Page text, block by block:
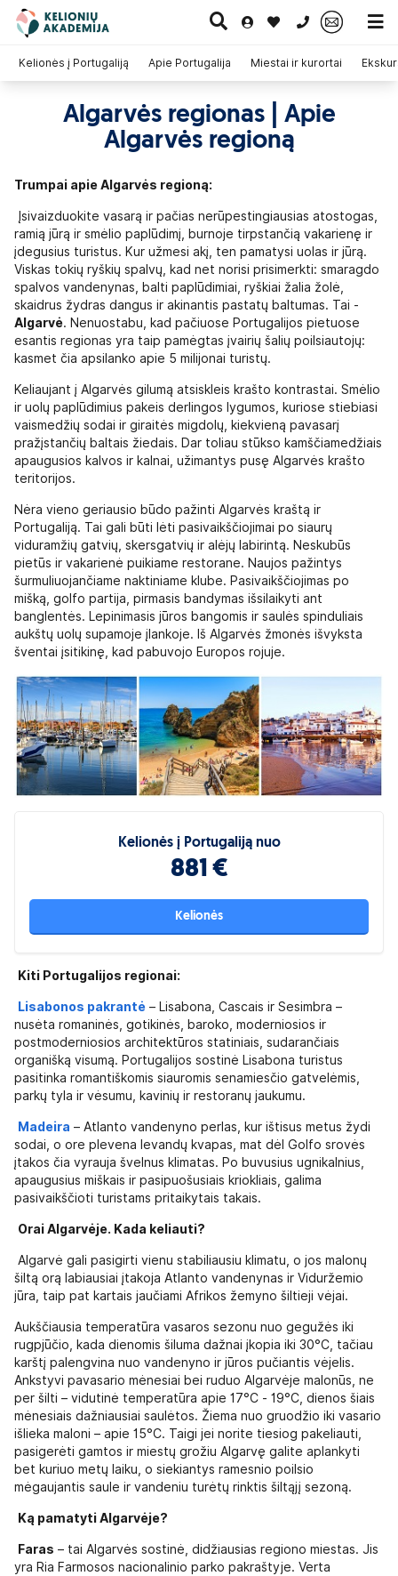
0 700 11007
Pažintinės
kelionės
Egzotinės
kelionės
Kelionės į Portugaliją Apie Portugalija Miestai ir kurortai
Algarvės regionas | Apie
Algarvės regioną
Trumpai apie Algarvės regioną:
Įsivaizduokite vasarą ir pačias nerūpestingiausias atostogas,
ramią jūrą ir smėlio paplūdimį, burnoje tirpstančią vakarienę ir
įdegusius turistus. Kur užmesi akį, ten pamatysi uolas ir jūrą.
Viskas tokių ryškių spalvų, kad net norisi prisimerkti: smaragdo
spalvos vandenynas, balti paplūdimiai, ryškiai žalia žolė,
skaidrus žydras dangus ir akinantis pastatų baltumas. Tai -
Algarvė. Nenuostabu, kad pačiuose Portugalijos pietuose
esantis regionas yra taip pamėgtas įvairių šalių poilsiautojų:
kasmet čia apsilanko apie 5 milijonai turistų.
Keliaujant į Algarvės gilumą atsiskleis krašto kontrastai. Smėlio
ir uolų paplūdimius pakeis derlingos lygumos, kuriose stiebiasi
vaismedžių sodai ir giraitės migdolų, kiekvieną pavasarį
pražįstančių baltais žiedais. Dar toliau stūkso kamščiamedžiais
apaugusios kalvos ir kalnai, užimantys pusę Algarvės krašto
teritorijos.
Nėra vieno geriausio būdo pažinti Algarvės kraštą ir
Portugaliją. Tai gali būti lėti pasivaikščiojimai po siaurų
viduramžių gatvių, skersgatvių ir alėjų labirintą. Neskubūs
pietūs ir vakarienė puikiame restorane. Naujos pažintys
šurmuliuojančiame naktiniame klube. Pasivaikščiojimas po
mišką, golfo partija, pirmasis bandymas išsilaikyti ant
banglentės. Lepinimasis jūros bangomis ir saulės spinduliais
aukštų uolų supamoje įlankoje. Iš Algarvės žmonės išvyksta
šventai įsitikinę, kad pabuvojo Europos rojuje.
Kelionės į Portugaliją nuo
881 €
Kelionės
Kiti Portugalijos regionai:
Lisabonos pakrantė – Lisabona, Cascais ir Sesimbra –
nusėta romaninės, gotikinės, baroko, moderniosios ir
postmoderniosios architektūros statiniais, sudarančiais
organišką visumą. Portugalijos sostinė Lisabona turistus
pasitinka romantiškomis siauromis senamiesčio gatvelėmis,
parkų tyla ir vėsumu, kavinių ir restoranų jaukumu.
Madeira – Atlanto vandenyno perlas, kur ištisus metus žydi
sodai, o ore plevena levandų kvapas, mat dėl Golfo srovės
įtakos čia vyrauja švelnus klimatas. Po buvusius ugnikalnius,
apaugusius miškais ir pasipuošusiais kriokliais, galima
pasivaikščioti turistams pritaikytais takais.
Orai Algarvėje. Kada keliauti?
Algarvė gali pasigirti vienu stabiliausiu klimatu, o jos malonų
šiltą orą labiausiai įtakoja Atlanto vandenynas ir Viduržemio
jūra, taip pat kartais jaučiami Afrikos žemyno šiltieji vėjai.
Aukščiausia temperatūra vasaros sezonu nuo gegužės iki
rugpjūčio, kada dienomis šiluma dažnai įkopia iki 30°C, tačiau
karštį palengvina nuo vandenyno ir jūros pučiantis vėjelis.
Ankstyvi pavasario mėnesiai bei ruduo Algarvėje malonūs, ne
per šilti – vidutinė temperatūra apie 17°C - 19°C, dienos šiais
mėnesiais dažniausiai saulėtos. Žiema nuo gruodžio iki vasario
išlieka maloni – apie 15°C. Taigi jei norite tiesiog pakeliauti,
pasigerėti gamtos ir miestų grožiu Algarvę galite aplankyti
bet kuriuo metų laiku, o siekiantys ramesnio poilsio
mėgaujantis saule ir vandeniu turėtų rinktis šiltąjį sezoną.
Ką pamatyti Algarvėje?
Faras – tai Algarvės sostinė, didžiausias regiono miestas. Jis
yra Ria Farmosos nacionalinio parko pakraštyje. Verta